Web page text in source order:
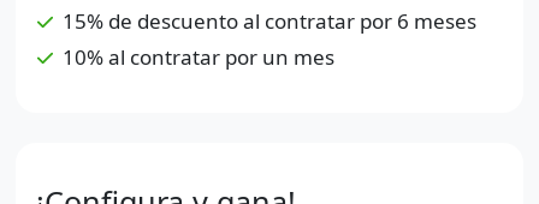
15% de descuento al contratar por 6 meses
10% al contratar por un mes